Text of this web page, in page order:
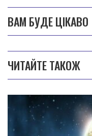
ВАМ БУДЕ ЦІКАВО
ЧИТАЙТЕ ТАКОЖ